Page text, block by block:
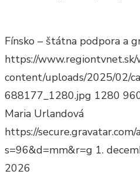
Fínsko – štátna podpora a
https://
content/uploads/2025/02/
688177_1280.jpg 1280
Maria Urlandová
https://
s=96&d=mm&r=g 1.
2026